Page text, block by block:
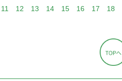
11 12 13 14 15 16 17 18